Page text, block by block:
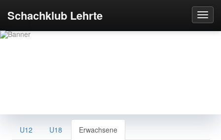
Schachklub Lehrte
Schachklub Lehrte
U12 U18 Erwachsene